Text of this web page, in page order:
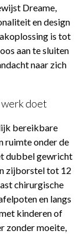
Dreame,
en design
is tot
aan te sluiten
naar zich
doet
bereikbare
ruimte onder de
dubbel gewricht
zijborstel tot 12
chirurgische
en langs
kinderen of
zonder moeite,